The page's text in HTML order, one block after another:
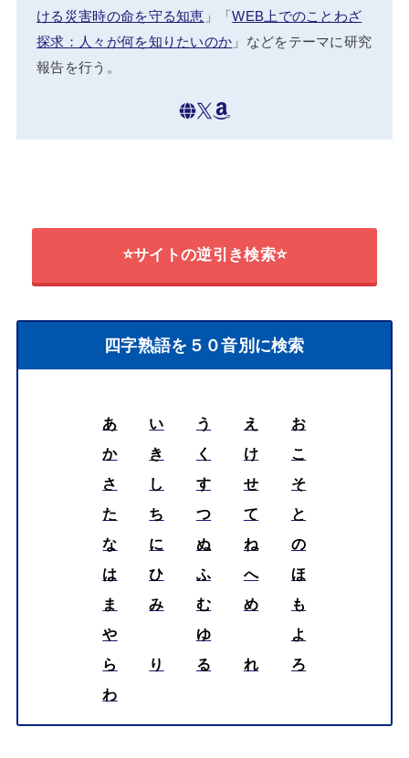
ける災害時の命を守る知恵 」「WEB上でのことわざ
探求：人々が何を知りたいのか 」などをテーマに研究
報告を行う。
⭐サイトの逆引き検索⭐
四字熟語を５０音別に検索
あ い う え
お
か
き く け
こ
さ
し す せ
そ
た
ち つ て
と
な
に ぬ ね
の
は
ひ ふ へ
ほ
ま
み む め
も
や
ゆ
よ
ら
り る れ
ろ
わ